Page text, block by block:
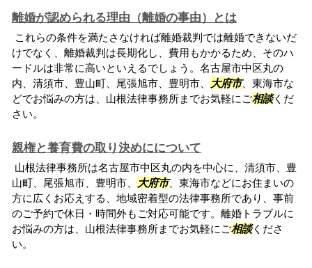
離婚が認められる理由（離婚の事由）とは
これらの条件を満たさなければ離婚裁判では離婚できないだ
けでなく、離婚裁判は長期化し、費用もかかるため、そのハ
ードルは非常に高いといえるでしょう。名古屋市中区丸の
内、清須市、豊山町、尾張旭市、豊明市、
大府市、東海市な
どでお悩みの方は、山根法律事務所までお気軽にご相談くだ
さい。
親権と養育費の取り決めにについて
山根法律事務所は名古屋市中区丸の内を中心に、清須市、豊
山町、尾張旭市、豊明市、
大府市、東海市などにお住まいの
方に広くお応えする、地域密着型の法律事務所であり、事前
のご予約で休日・時間外もご対応可能です。離婚トラブルに
お悩みの方は、山根法律事務所までお気軽にご相談くださ
い。